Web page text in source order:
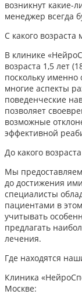
возникнут
менеджер всегда
С какого
В клинике
возраста 1,5 лет
поскольку именно
многие аспекты
поведенческие
позволяет
возможные
эффективной
До какого
Мы
до достижения
специалисты
пациентами в
учитывать
предлагать
лечения.​
Где находятся
Клиника
Москве:​